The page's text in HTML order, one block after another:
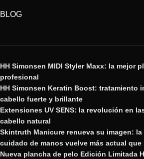
BLOG
HH Simonsen MIDI Styler Maxx: la mejor
profesional
HH Simonsen Keratin Boost: tratamiento
cabello fuerte y brillante
Extensiones UV SENS: la revolución en
cabello natural
Skintruth Manicure renueva su imagen:
cuidado de manos vuelve más actual que
Nueva plancha de pelo Edición Limitada